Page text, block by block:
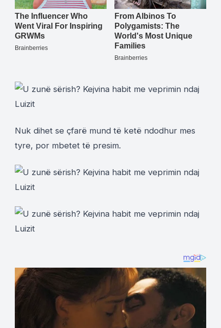
Nuk dihet se çfarë mund të ketë ndodhur mes
tyre, por mbetet të presim.